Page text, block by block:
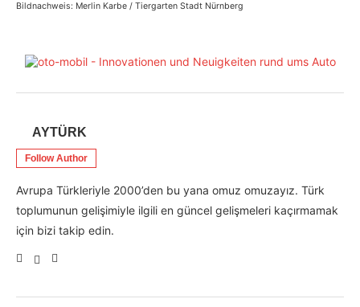
Bildnachweis: Merlin Karbe / Tiergarten Stadt Nürnberg
AYTÜRK
Follow Author
Avrupa Türkleriyle 2000’den bu yana omuz omuzayız. Türk
toplumunun gelişimiyle ilgili en güncel gelişmeleri kaçırmamak
için bizi takip edin.